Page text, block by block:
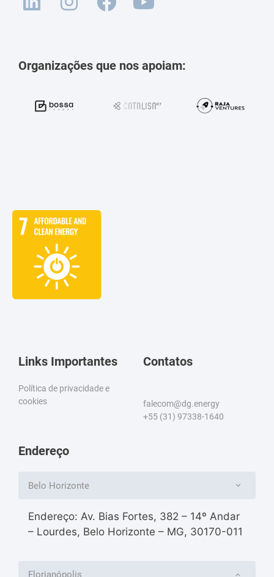
Organizações que nos apoiam:
Links Importantes
Política de privacidade e
cookies
Contatos
falecom@dg.energy
+55 (31) 97338-1640
Endereço
Belo Horizonte
Endereço: Av. Bias Fortes, 382 – 14º Andar
– Lourdes, Belo Horizonte – MG, 30170-011
Florianópolis